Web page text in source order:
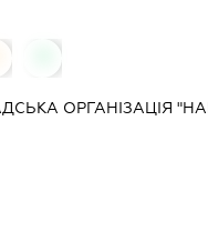
ОРГАНІЗАЦІЯ